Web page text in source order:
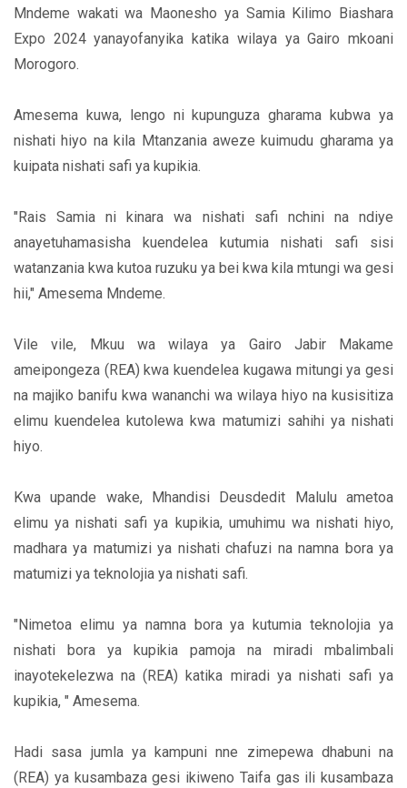
Mndeme wakati wa Maonesho ya Samia Kilimo Biashara
Expo 2024 yanayofanyika katika wilaya ya Gairo mkoani
Morogoro.
Amesema kuwa, lengo ni kupunguza gharama kubwa ya
nishati hiyo na kila Mtanzania aweze kuimudu gharama ya
kuipata nishati safi ya kupikia.
"Rais Samia ni kinara wa nishati safi nchini na ndiye
anayetuhamasisha kuendelea kutumia nishati safi sisi
watanzania kwa kutoa ruzuku ya bei kwa kila mtungi wa gesi
hii," Amesema Mndeme.
Vile vile, Mkuu wa wilaya ya Gairo Jabir Makame
ameipongeza (REA) kwa kuendelea kugawa mitungi ya gesi
na majiko banifu kwa wananchi wa wilaya hiyo na kusisitiza
elimu kuendelea kutolewa kwa matumizi sahihi ya nishati
hiyo.
Kwa upande wake, Mhandisi Deusdedit Malulu ametoa
elimu ya nishati safi ya kupikia, umuhimu wa nishati hiyo,
madhara ya matumizi ya nishati chafuzi na namna bora ya
matumizi ya teknolojia ya nishati safi.
"Nimetoa elimu ya namna bora ya kutumia teknolojia ya
nishati bora ya kupikia pamoja na miradi mbalimbali
inayotekelezwa na (REA) katika miradi ya nishati safi ya
kupikia, " Amesema.
Hadi sasa jumla ya kampuni nne zimepewa dhabuni na
(REA) ya kusambaza gesi ikiweno Taifa gas ili kusambaza